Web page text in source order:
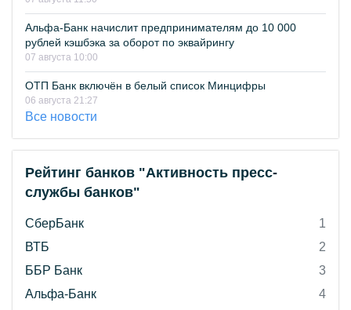
Альфа-Банк начислит предпринимателям до 10 000
рублей кэшбэка за оборот по эквайрингу
07 августа 10:00
ОТП Банк включён в белый список Минцифры
06 августа 21:27
Все новости
Рейтинг банков "Активность пресс-
службы банков"
СберБанк
1
ВТБ
2
ББР Банк
3
Альфа-Банк
4